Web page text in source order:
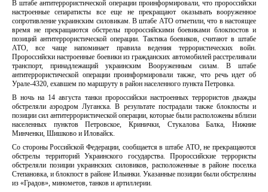
В штабе антитеррористической операции проинформировали, что пророссийски
настроенные сепаратисты все еще не прекращают оказывать вооруженное
сопротивление украинским силовикам. В штабе АТО отметили, что в настоящее
время не прекращаются обстрелы пророссийскими боевиками блокпостов и
позиций антитеррористической операции. Тактика боевиков, считают в штабе
АТО, все чаще напоминает правила ведения террористических войн.
Пророссийски настроенные боевики из гражданских автомобилей расстреливали
транспорт, принадлежащий украинским Вооруженным силам. В штабе
антитеррористической операции проинформировали также, что речь идет об
Урале-4320, ехавшем по маршруту в район населенного пункта Петровка.
В ночь на 14 августа танки пророссийски настроенных террористов дважды
обстреляли аэродром Луганска. В результате пострадали также блокпосты и
позиции сил антитеррористической операции, которые были расположены вблизи
населенных пунктов Петровское, Кринички, Стукалова Балка, Нижние
Минченки, Шишково и Иловайск.
Со стороны Российской Федерации, сообщается в штабе АТО, не прекращаются
обстрелы территорий Украинского государства. Пророссийские террористы
обстреляли позиции украинских силовиков, расположенные в районе поселка
Степановка, и блокпост в районе Ильинки. Указанные позиции были обстреляны
из «Градов», минометов, танков и артиллерии.